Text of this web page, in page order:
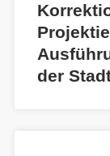
der